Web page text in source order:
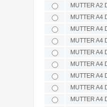
MUTTER A2
MUTTER A4
MUTTER A4
MUTTER A4
MUTTER A4
MUTTER A4
MUTTER A4
MUTTER A4
MUTTER A4